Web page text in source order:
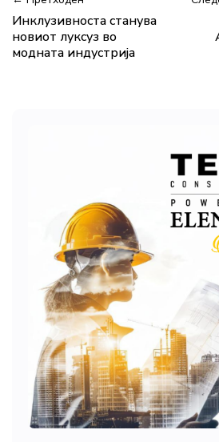
Инклузивноста станува
новиот луксуз во
модната индустрија